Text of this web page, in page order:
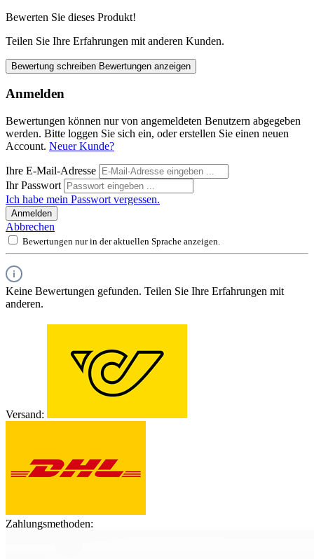
Bewerten Sie dieses Produkt!
Teilen Sie Ihre Erfahrungen mit anderen Kunden.
Bewertung schreiben Bewertungen anzeigen
Anmelden
Bewertungen können nur von angemeldeten Benutzern abgegeben
werden. Bitte loggen Sie sich ein, oder erstellen Sie einen neuen
Account. Neuer Kunde?
Ihre E-Mail-Adresse
Ihr Passwort
Ich habe mein Passwort vergessen.
Anmelden
Abbrechen
Bewertungen nur in der aktuellen Sprache anzeigen.
Keine Bewertungen gefunden. Teilen Sie Ihre Erfahrungen mit
anderen.
Versand:
Zahlungsmethoden: